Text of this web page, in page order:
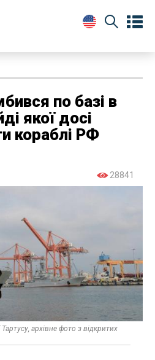
по базі в
якої досі
кораблі РФ
28841
архівне фото з відкритих